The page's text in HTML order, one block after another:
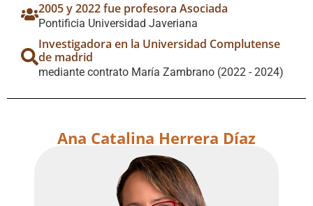
2005 y 2022 fue profesora Asociada
Pontificia Universidad Javeriana
Investigadora en la Universidad Complutense
de madrid
mediante contrato María Zambrano (2022 - 2024)
Ana Catalina Herrera Díaz